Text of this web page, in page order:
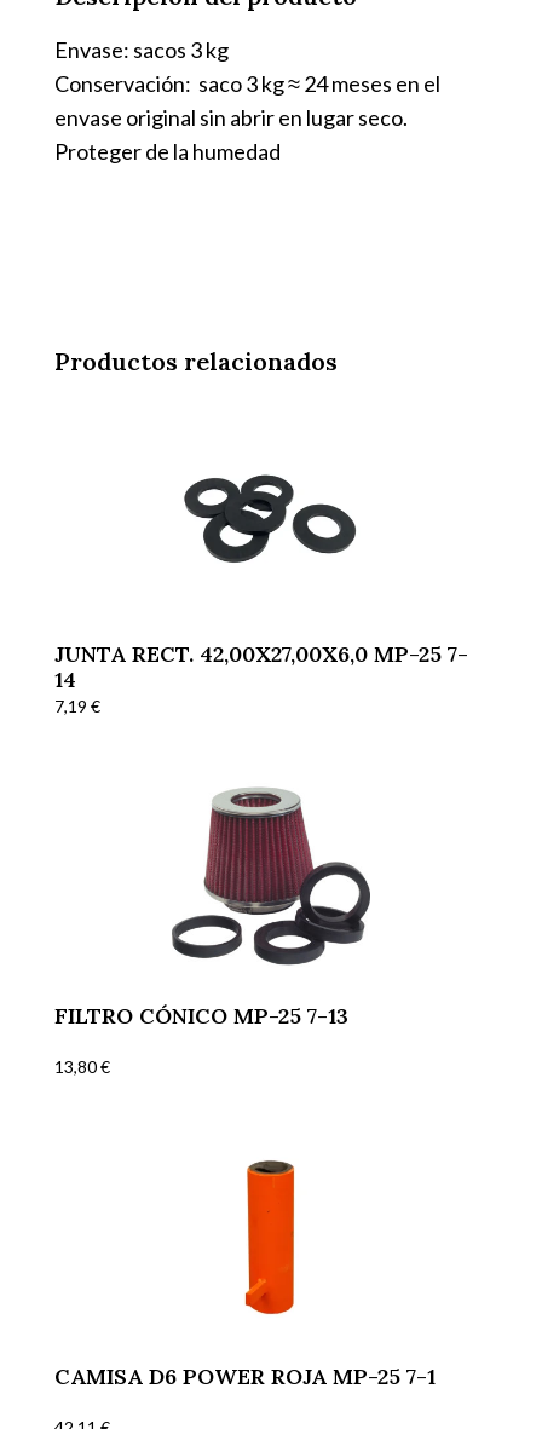
Envase: sacos 3 kg
Conservación: saco 3 kg ≈ 24 meses en el
envase original sin abrir en lugar seco.
Proteger de la humedad
Productos relacionados
JUNTA RECT. 42,00X27,00X6,0 MP-25 7-
14
7,19 €
FILTRO CÓNICO MP-25 7-13
13,80€
CAMISA D6 POWER ROJA MP-25 7-1